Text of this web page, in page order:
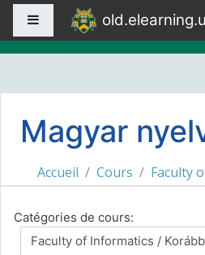
Passer au contenu principal
Panneau latéral
Magyar
Accueil Cours Faculty
Catégories de cours: